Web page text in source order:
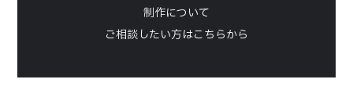
制作について
ご相談したい方はこちらから